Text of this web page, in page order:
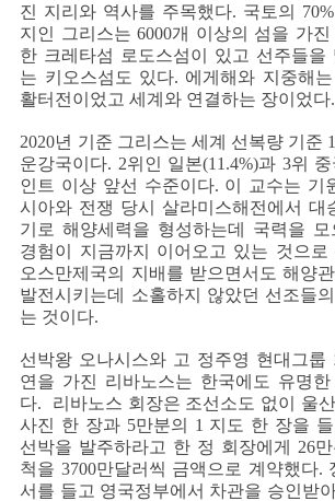
진 지리와 역사를 주목했다. 국토의
지인 그리스는 6000개 이상의 섬을 가
한 크레타섬 로도스섬이 있고 선주들을
는 키오스섬도 있다. 에게해와 지중해
활터전이었고 세계와 연결하는 장이었다.
2020년 기준 그리스는 세계 선복량 기준
운강국이다. 2위인 일본(11.4%)과 3위 중
인트 이상 앞선 수준이다. 이 교수는 기
시아와 전쟁 당시 살라미스해전에서 대
기로 해양세력을 형성하는데 국력을
경험이 지금까지 이어오고 있는 것으로
오스만제국의 지배를 받으면서도 해양
발전시키는데 소홀하지 않았던 선조들
는 것이다.
선박왕 오나시스와 고 정주영 현대그룹
연을 가진 리바노스는 한국에도 유명한
다. 리바노스 회장은 조선소도 없이 울
사진 한 장과 5만분의 1 지도 한 장을
선박을 발주하라고 한 정 회장에게 26
척을 3700만달러씩 금액으로 계약했다.
서를 들고 영국정부에서 차관을 승인받